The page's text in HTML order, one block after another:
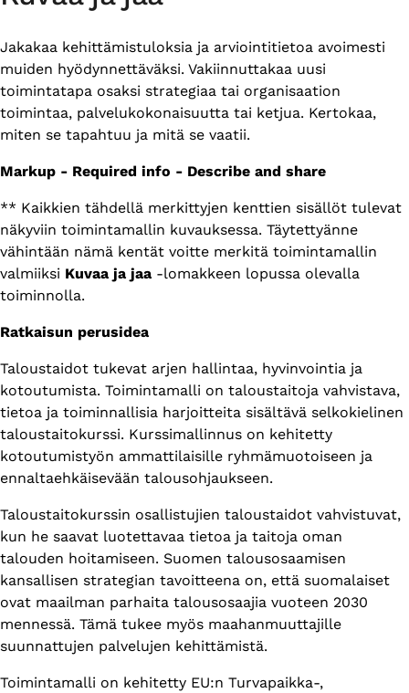
Jakakaa kehittämistuloksia ja arviointitietoa avoimesti
muiden hyödynnettäväksi. Vakiinnuttakaa uusi
toimintatapa osaksi strategiaa tai organisaation
toimintaa, palvelukokonaisuutta tai ketjua. Kertokaa,
miten se tapahtuu ja mitä se vaatii.
Markup - Required info - Describe and share
** Kaikkien tähdellä merkittyjen kenttien sisällöt tulevat
näkyviin toimintamallin kuvauksessa. Täytettyänne
vähintään nämä kentät voitte merkitä toimintamallin
valmiiksi Kuvaa ja jaa -lomakkeen lopussa olevalla
toiminnolla.
Ratkaisun perusidea
Taloustaidot tukevat arjen hallintaa, hyvinvointia ja
kotoutumista. Toimintamalli on taloustaitoja vahvistava,
tietoa ja toiminnallisia harjoitteita sisältävä selkokielinen
taloustaitokurssi. Kurssimallinnus on kehitetty
kotoutumistyön ammattilaisille ryhmämuotoiseen ja
ennaltaehkäisevään talousohjaukseen.
Taloustaitokurssin osallistujien taloustaidot vahvistuvat,
kun he saavat luotettavaa tietoa ja taitoja oman
talouden hoitamiseen. Suomen talousosaamisen
kansallisen strategian tavoitteena on, että suomalaiset
ovat maailman parhaita talousosaajia vuoteen 2030
mennessä. Tämä tukee myös maahanmuuttajille
suunnattujen palvelujen kehittämistä.
Toimintamalli on kehitetty EU:n Turvapaikka-,